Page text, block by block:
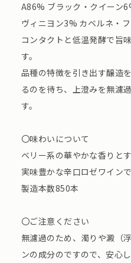
A86% ブラック・クイーン
ヴィニヨン3% カベルネ・
コンタクトと低温発酵で旨
す。
品種の特徴を引き出す醸造
るのを待ち、上澄みを無濾
す。
〇味わいについて
ベリー系の華やかな香りと
実味豊かな辛口ロゼワインで
製造本数850本
〇ご注意ください
無濾過のため、濁りや澱（
ンの成分のですので、安心